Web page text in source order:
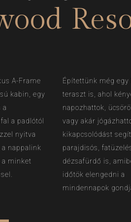
A-Frame
kabin, egy
a
a padlótól
nyitva
nappalink
a minket
Építettünk még egy
teraszt is, ahol
napozhattok,
vagy akár
kikapcsolódást
parajdisós,
dézsafürdő is,
időtök elengedni a
mindennapok